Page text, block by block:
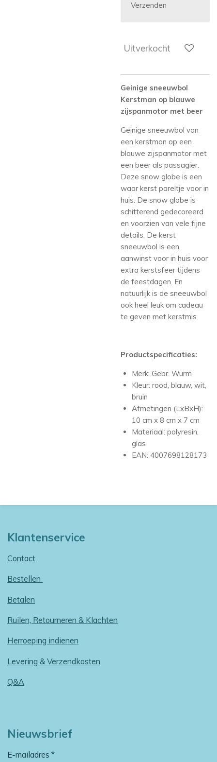
Verzenden
Uitverkocht
Geinige sneeuwbol
Kerstman op blauwe
zijspanmotor met beer
Geinige sneeuwbol van
een kerstman op een
blauwe zijspanmotor met
een beer als passagier.
Deze snow globe is een
waar kerst pareltje voor in
huis. De snow globe is
schitterend gedecoreerd
en voorzien van vele fijne
details. De kerst
sneeuwbol is een
aanwinst voor in huis voor
extra kerstsfeer tijdens
de feestdagen. En
natuurlijk is de sneeuwbol
ook heel leuk om cadeau
te geven met kerstmis.
Productspecificaties:
Merk: Gebr. Wurm
Kleur: rood, blauw, wit,
bruin
Afmetingen (LxBxH):
10 cm x 8 cm x 7 cm
Materiaal: polyresin,
glas
EAN: 4007698128173
Klantenservice
Contact
Bestellen
Betalen
Ruilen, Retourneren & Klachten
Herroeping indienen
Levering & Verzendkosten
Q&A
Nieuwsbrief
E-mailadres *